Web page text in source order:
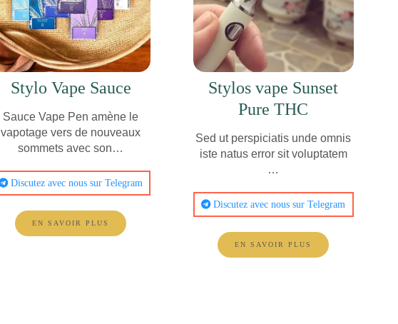
Stylo Vape Sauce
Sauce Vape Pen amène le
vapotage vers de nouveaux
sommets avec son…
Discutez avec nous sur Telegram
EN SAVOIR PLUS
Stylos vape Sunset
Pure THC
Sed ut perspiciatis unde omnis
iste natus error sit voluptatem
…
Discutez avec nous sur Telegram
EN SAVOIR PLUS